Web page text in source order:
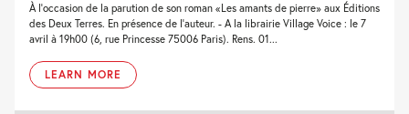
À l'occasion de la parution de son roman «Les amants de pierre» aux Éditions
des Deux Terres. En présence de l'auteur. - A la librairie Village Voice : le 7
avril à 19h00 (6, rue Princesse 75006 Paris). Rens. 01...
LEARN MORE